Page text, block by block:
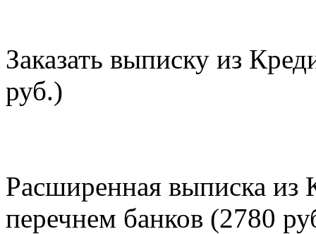
Заказать выписку из
руб.)
Расширенная выписка из
перечнем банков (2780